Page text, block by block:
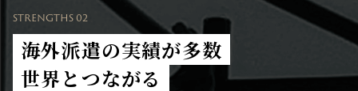
STRENGTHS 02
海外派遣の実績が多数
世界とつながる